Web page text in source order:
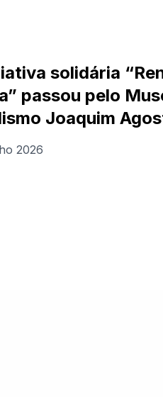
solidária
passou pelo
Joaquim
2026